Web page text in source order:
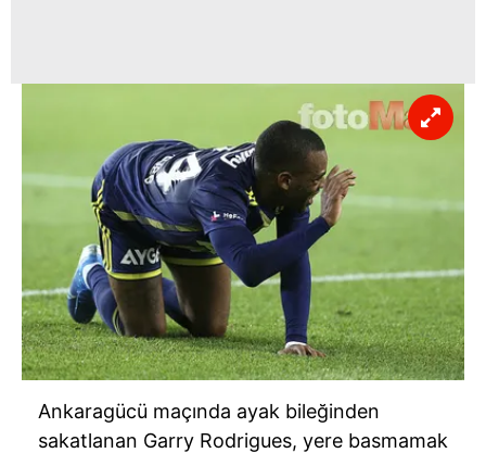
Ankaragücü maçında ayak bileğinden
sakatlanan Garry Rodrigues, yere basmamak